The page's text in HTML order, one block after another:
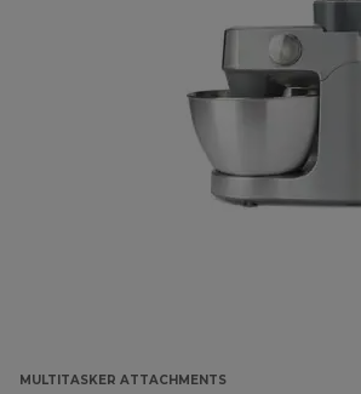
MULTITASKER ATTACHMENTS